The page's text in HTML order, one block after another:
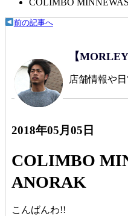
前の記事へ
【
店舗情報や
2018年05月05日
COLIMBO
ANORAK
こんばんわ!!